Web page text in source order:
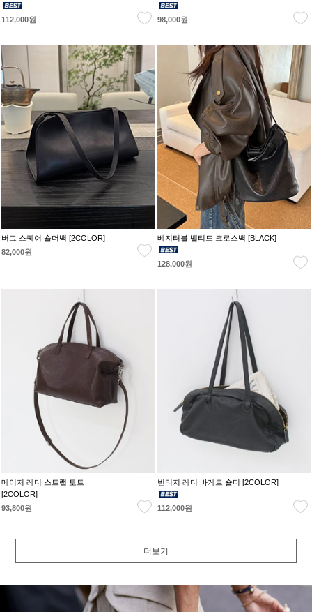
112,000원 98,000원
버그 스퀘어 숄더백 [2COLOR]
82,000원
베지터블 벨티드 크로스백 [BLACK]
128,000원
메이저 레더 스트랩 토트
[2COLOR]
93,800원
빈티지 레더 바게트 숄더 [2COLOR]
112,000원
더보기